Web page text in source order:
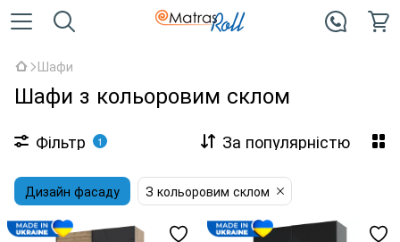
Шафи
Шафи з кольоровим склом
Фільтр 1 За популярністю
Дизайн фасаду З кольоровим склом